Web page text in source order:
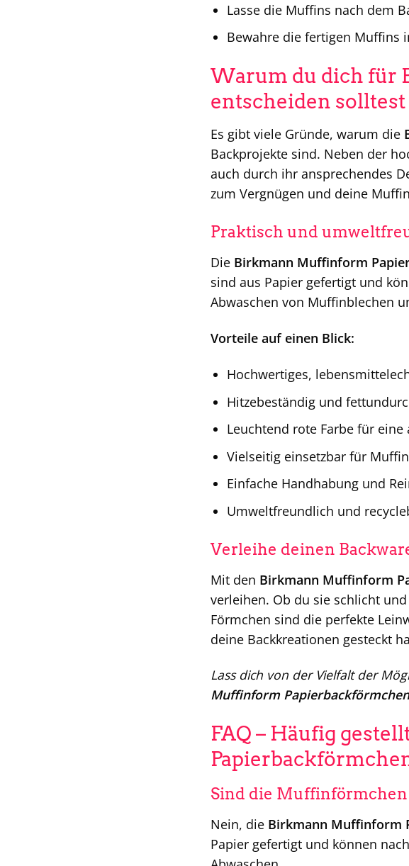
Lasse die Muffins nach dem
Bewahre die fertigen Muffins
Warum du dich für
entscheiden solltest
Es gibt viele Gründe, warum die
Backprojekte sind. Neben der
auch durch ihr ansprechendes
zum Vergnügen und deine
Praktisch und
Die Birkmann Muffinform
sind aus Papier gefertigt und
Abwaschen von Muffinblechen
Vorteile auf einen Blick:
Hochwertiges,
Hitzebeständig und
Leuchtend rote Farbe für
Vielseitig einsetzbar für
Einfache Handhabung und
Umweltfreundlich und
Verleihe deinen
Mit den Birkmann Muffinform
verleihen. Ob du sie schlicht
Förmchen sind die perfekte
deine Backkreationen gesteckt
Lass dich von der Vielfalt der
Muffinform Papierbackförmchen
FAQ – Häufig
Sind die
Nein, die Birkmann Muffinform
Papier gefertigt und können